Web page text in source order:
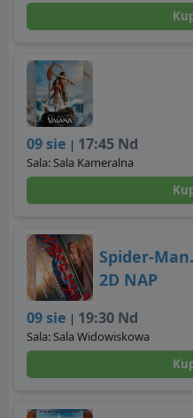
09 sie | 17:45 Nd
Sala: Sala Kameralna
Spider-
2D NAP
09 sie | 19:30 Nd
Sala: Sala Widowiskowa